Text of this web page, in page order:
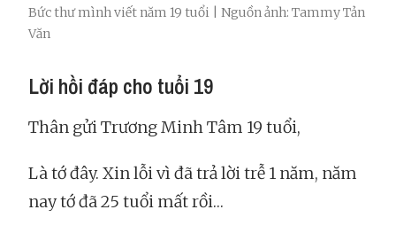
Bức thư mình viết năm 19 tuổi | Nguồn ảnh: Tammy Tản
Văn
Lời hồi đáp cho tuổi 19
Thân gửi Trương Minh Tâm 19 tuổi,
Là tớ đây. Xin lỗi vì đã trả lời trễ 1 năm, năm
nay tớ đã 25 tuổi mất rồi…